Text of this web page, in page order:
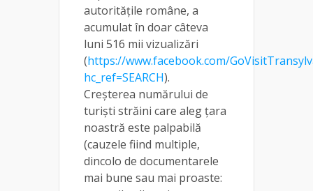
autorităţile române, a
acumulat în doar câteva
luni 516 mii vizualizări
(https://www.facebook.com/
hc_ref=SEARCH).
Creşterea numărului de
turişti străini care aleg ţara
noastră este palpabilă
(cauzele fiind multiple,
dincolo de documentarele
mai bune sau mai proaste: